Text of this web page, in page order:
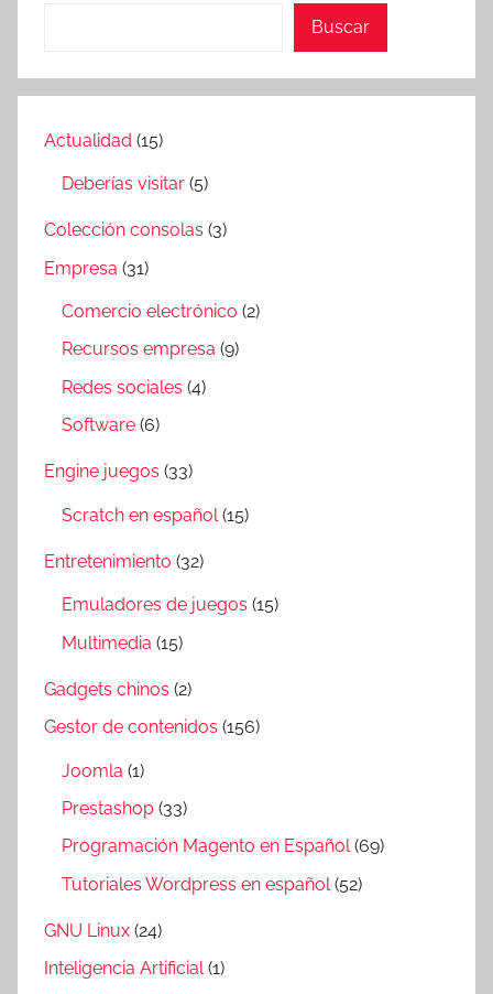
Buscar
Actualidad (15)
Deberías visitar (5)
Colección consolas (3)
Empresa (31)
Comercio electrónico (2)
Recursos empresa (9)
Redes sociales (4)
Software (6)
Engine juegos (33)
Scratch en español (15)
Entretenimiento (32)
Emuladores de juegos (15)
Multimedia (15)
Gadgets chinos (2)
Gestor de contenidos (156)
Joomla (1)
Prestashop (33)
Programación Magento en Español(69)
Tutoriales Wordpress en español (52)
GNU Linux (24)
Inteligencia Artificial(1)